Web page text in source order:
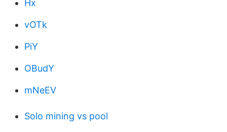
Hx
vOTk
PiY
OBudY
mNeEV
Solo mining vs pool